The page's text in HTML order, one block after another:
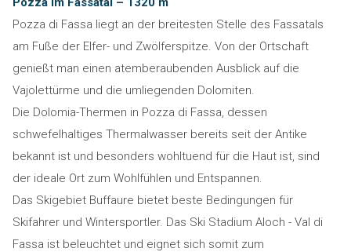
Pozza di Fassa liegt an der breitesten Stelle des Fassatals
am Fuße der Elfer- und Zwölferspitze. Von der Ortschaft
genießt man einen atemberaubenden Ausblick auf die
Vajolettürme und die umliegenden Dolomiten.
Die Dolomia-Thermen in Pozza di Fassa, dessen
schwefelhaltiges Thermalwasser bereits seit der Antike
bekannt ist und besonders wohltuend für die Haut ist, sind
der ideale Ort zum Wohlfühlen und Entspannen.
Das Skigebiet Buffaure bietet beste Bedingungen für
Skifahrer und Wintersportler. Das Ski Stadium Aloch - Val di
Fassa ist beleuchtet und eignet sich somit zum